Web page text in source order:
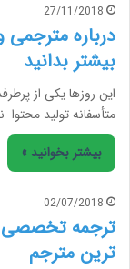
27/11/2018
درباره
بیشتر بدانید
این روزها یکی از
متأسفانه تولید
بیشتر بخوانید »
02/07/2018
ترجمه تخصصی
ترین مترجم